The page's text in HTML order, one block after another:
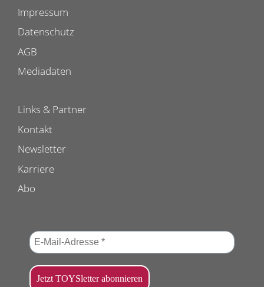
Impressum
Datenschutz
AGB
Mediadaten
Links & Partner
Kontakt
Newsletter
Karriere
Abo